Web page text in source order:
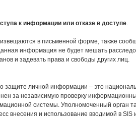
к информации или отказе в доступе.
в письменной форме, также
информация не будет мешать
и задевать права и свободы других лиц.
защите личной информации – это
за независимую проверку
системы. Уполномоченный орган
внесения и использование вводимой в